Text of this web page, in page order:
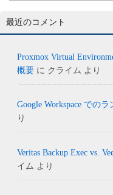
最近のコメント
Proxmox Virtual
概要 に クライム より
Google Workspace での
り
Veritas Backup Exec vs.
イム より